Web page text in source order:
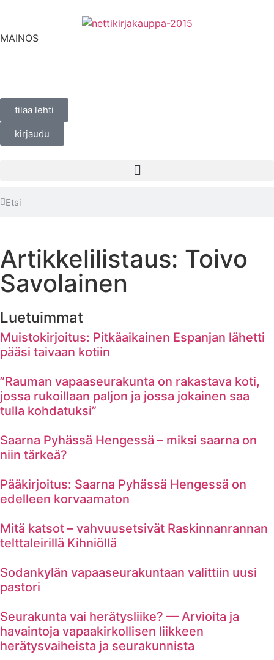
MAINOS
tilaa lehti
kirjaudu
Artikkelilistaus: Toivo
Savolainen
Luetuimmat
Muistokirjoitus: Pitkäaikainen Espanjan lähetti
pääsi taivaan kotiin
”Rauman vapaaseurakunta on rakastava koti,
jossa rukoillaan paljon ja jossa jokainen saa
tulla kohdatuksi”
Saarna Pyhässä Hengessä – miksi saarna on
niin tärkeä?
Pääkirjoitus: Saarna Pyhässä Hengessä on
edelleen korvaamaton
Mitä katsot – vahvuusetsivät Raskinnanrannan
telttaleirillä Kihniöllä
Sodankylän vapaaseurakuntaan valittiin uusi
pastori
Seurakunta vai herätysliike? — Arvioita ja
havaintoja vapaakirkollisen liikkeen
herätysvaiheista ja seurakunnista